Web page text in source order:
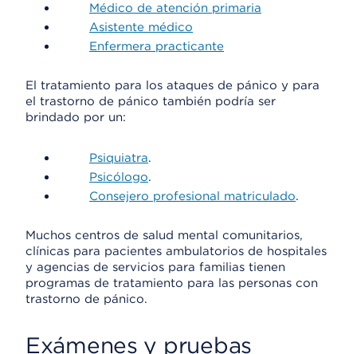
Médico de atención primaria
Asistente médico
Enfermera practicante
El tratamiento para los ataques de pánico y para
el trastorno de pánico también podría ser
brindado por un:
Psiquiatra.
Psicólogo.
Consejero profesional matriculado.
Muchos centros de salud mental comunitarios,
clínicas para pacientes ambulatorios de hospitales
y agencias de servicios para familias tienen
programas de tratamiento para las personas con
trastorno de pánico.
Exámenes y pruebas